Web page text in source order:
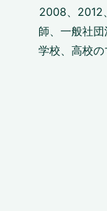
2008、2012
師、一般社
学校、高校